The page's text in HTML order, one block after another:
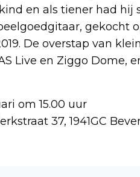
en als tiener had hij
gekocht
De overstap van
Live en Ziggo Dome,
om 15.00 uur
37, 1941GC